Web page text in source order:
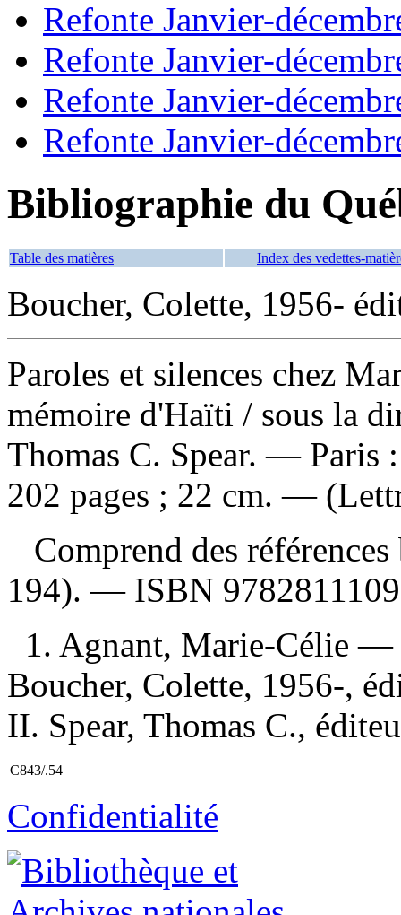
Refonte Janvier-
Refonte Janvier-
Refonte Janvier-
Refonte Janvier-
Bibliographie du
Table des matières Index des vedettes-
Boucher, Colette, 1956-
Paroles et silences chez
mémoire d'Haïti / sous la
Thomas C. Spear. —
202 pages ; 22 cm. —
Comprend des
194). — ISBN
1. Agnant, Marie-Célie
Boucher, Colette, 1956-,
II. Spear, Thomas C.,
C843/.54
Confidentialité